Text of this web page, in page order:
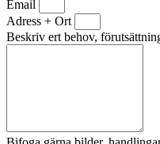
Email
Adress + Ort
Beskriv ert behov,